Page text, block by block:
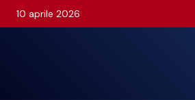
10 aprile 2026